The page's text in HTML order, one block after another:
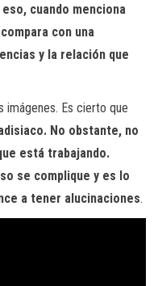
cuando menciona
con una
y la relación que
imágenes. Es cierto que
No obstante, no
está trabajando.
se complique y es lo
a tener alucinaciones.